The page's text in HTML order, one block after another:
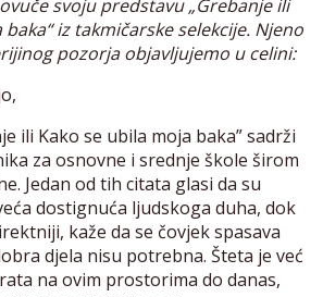
svoju predstavu „Grebanje ili
iz takmičarske selekcije. Njeno
pozorja objavljujemo u celini:
ili Kako se ubila moja baka” sadrži
za osnovne i srednje škole širom
Jedan od tih citata glasi da su
dostignuća ljudskoga duha, dok
kaže da se čovjek spasava
djela nisu potrebna. Šteta je već
na ovim prostorima do danas,